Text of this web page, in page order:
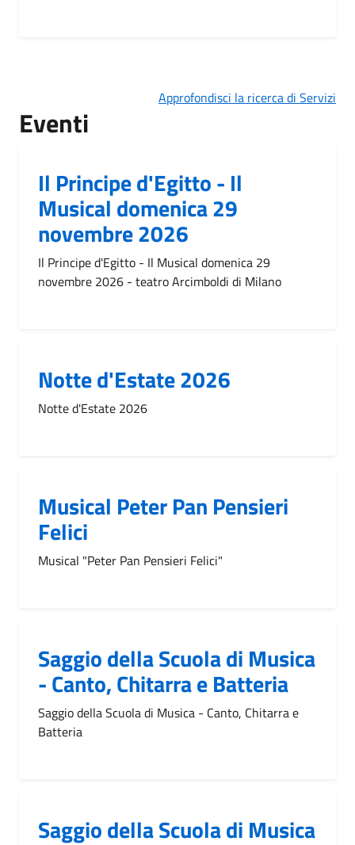
Approfondisci la ricerca di Servizi
Eventi
Il Principe d'Egitto - Il
Musical domenica 29
novembre 2026
Il Principe d'Egitto - Il Musical domenica 29
novembre 2026 - teatro Arcimboldi di Milano
Notte d'Estate 2026
Notte d'Estate 2026
Musical Peter Pan Pensieri
Felici
Musical "Peter Pan Pensieri Felici"
Saggio della Scuola di Musica
- Canto, Chitarra e Batteria
Saggio della Scuola di Musica - Canto, Chitarra e
Batteria
Saggio della Scuola di Musica